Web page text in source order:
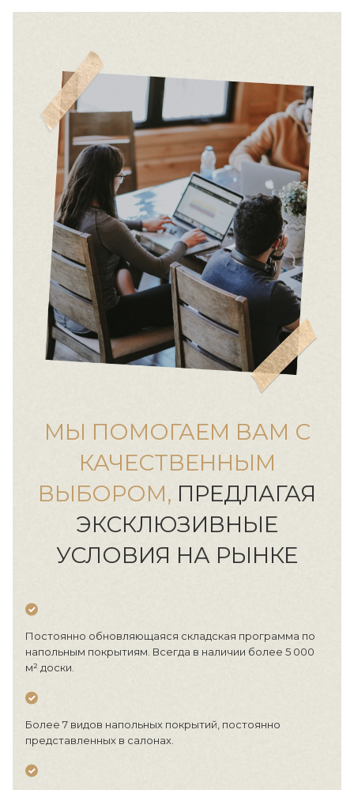
МЫ ПОМОГАЕМ ВАМ С
КАЧЕСТВЕННЫМ
ВЫБОРОМ, ПРЕДЛАГАЯ
ЭКСКЛЮЗИВНЫЕ
УСЛОВИЯ НА РЫНКЕ
Постоянно обновляющаяся складская программа по
напольным покрытиям. Всегда в наличии более 5 000
м² доски.
Более 7 видов напольных покрытий, постоянно
представленных в салонах.
ЗАКРЫТЬ